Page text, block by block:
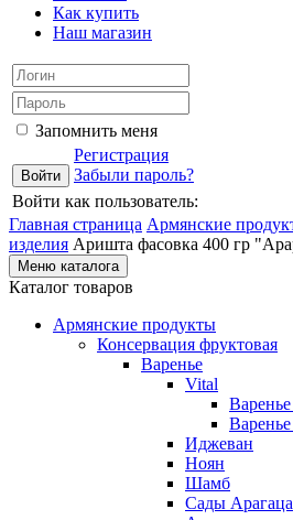
Как купить
Наш магазин
Запомнить меня
Регистрация
Забыли пароль?
Войти как пользователь:
Главная страница Армянские
изделия Аришта фасовка 400 гр
Меню каталога
Каталог товаров
Армянские продукты
Консервация фруктовая
Варенье
Vital
Иджеван
Ноян
Шамб
Сады Арагаца